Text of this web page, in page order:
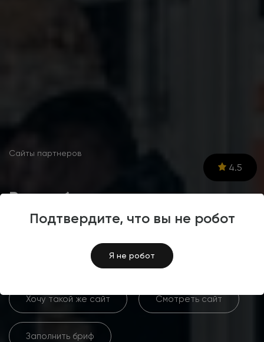
Подтвердите, что вы не робот
Я не робот
Сайты партнеров
Разработка интернет-
магазина промышленного
оборудования PRATIC
Хочу такой же сайт Смотреть сайт
Заполнить бриф
4.5